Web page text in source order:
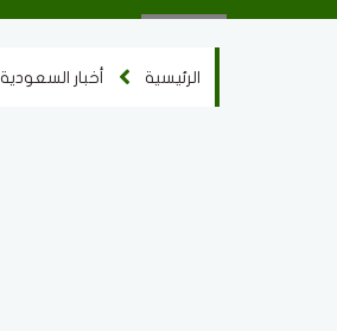
الرئيسية أخبار السعودية